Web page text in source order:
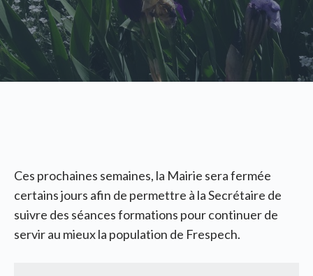
Ces prochaines semaines, la Mairie sera fermée
certains jours afin de permettre à la Secrétaire de
suivre des séances formations pour continuer de
servir au mieux la population de Frespech.